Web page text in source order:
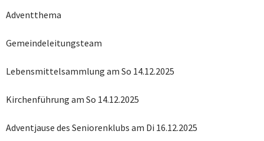
Adventthema
Gemeindeleitungsteam
Lebensmittelsammlung am So 14.12.2025
Kirchenführung am So 14.12.2025
Adventjause des Seniorenklubs am Di 16.12.2025